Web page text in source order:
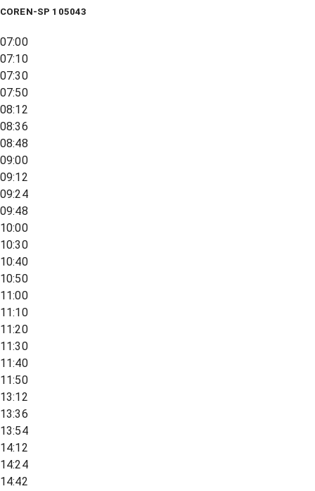
COREN-SP 105043
07:00
07:10
07:30
07:50
08:12
08:36
08:48
09:00
09:12
09:24
09:48
10:00
10:30
10:40
10:50
11:00
11:10
11:20
11:30
11:40
11:50
13:12
13:36
13:54
14:12
14:24
14:42